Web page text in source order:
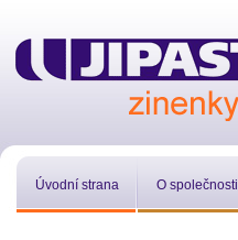
Úvodní strana O společnosti